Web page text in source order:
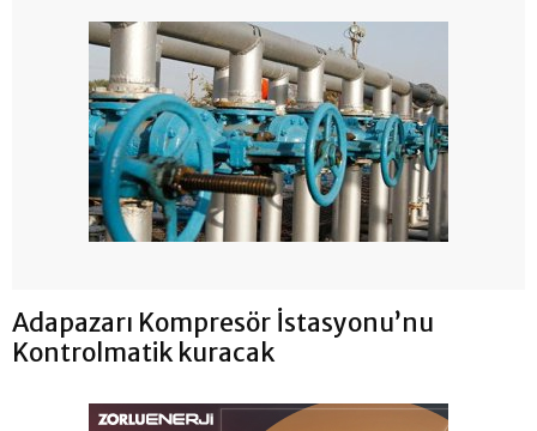
Adapazarı Kompresör İstasyonu’nu
Kontrolmatik kuracak